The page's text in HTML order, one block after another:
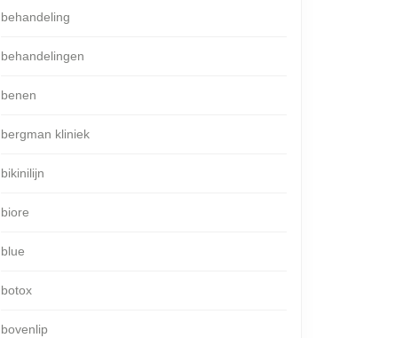
behandeling
behandelingen
benen
bergman kliniek
bikinilijn
biore
blue
botox
bovenlip